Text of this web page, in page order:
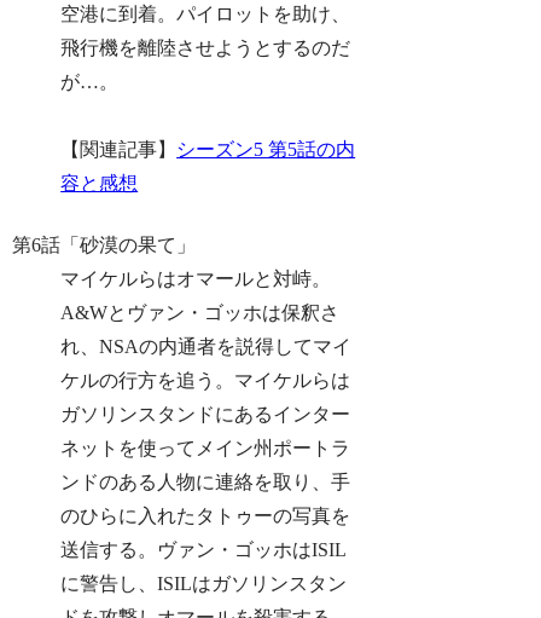
空港に到着。パイロットを助け、
飛行機を離陸させようとするのだ
が…。
【関連記事】
シーズン5 第5話の内
容と感想
第6話「砂漠の果て」
マイケルらはオマールと対峙。
A&Wとヴァン・ゴッホは保釈さ
れ、NSAの内通者を説得してマイ
ケルの行方を追う。マイケルらは
ガソリンスタンドにあるインター
ネットを使ってメイン州ポートラ
ンドのある人物に連絡を取り、手
のひらに入れたタトゥーの写真を
送信する。ヴァン・ゴッホはISIL
に警告し、ISILはガソリンスタン